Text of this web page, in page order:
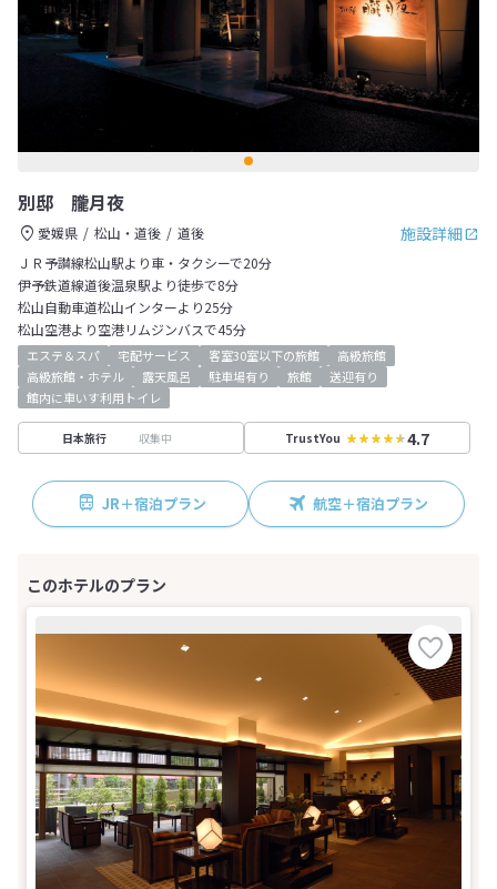
別邸 朧月夜
施設詳細
愛媛県 松山・道後
道後
ＪＲ予讃線松山駅より車・タクシーで20分
伊予鉄道線道後温泉駅より徒歩で8分
松山自動車道松山インターより25分
松山空港より空港リムジンバスで45分
エステ＆スパ 宅配サービス 客室30室以下の旅館
高級旅館
高級旅館・ホテル
露天風呂 駐車場有り 旅館
送迎有り
館内に車いす利用トイレ
日本旅行 収集中 TrustYou 4.7
JR＋宿泊プラン 航空＋宿泊プラン